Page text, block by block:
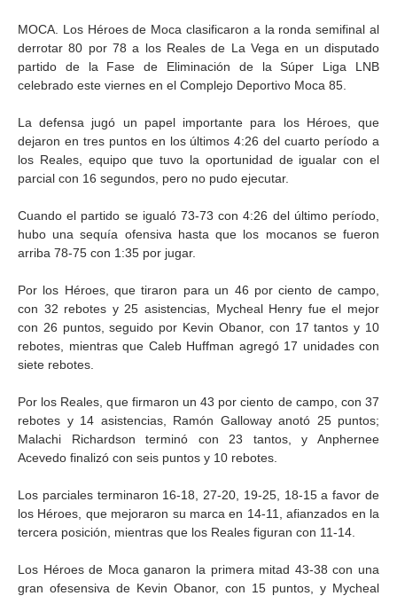
MOCA. Los Héroes de Moca clasificaron a la ronda semifinal al
derrotar 80 por 78 a los Reales de La Vega en un disputado
partido de la Fase de Eliminación de la Súper Liga LNB
celebrado este viernes en el Complejo Deportivo Moca 85.
La defensa jugó un papel importante para los Héroes, que
dejaron en tres puntos en los últimos 4:26 del cuarto período a
los Reales, equipo que tuvo la oportunidad de igualar con el
parcial con 16 segundos, pero no pudo ejecutar.
Cuando el partido se igualó 73-73 con 4:26 del último período,
hubo una sequía ofensiva hasta que los mocanos se fueron
arriba 78-75 con 1:35 por jugar.
Por los Héroes, que tiraron para un 46 por ciento de campo,
con 32 rebotes y 25 asistencias, Mycheal Henry fue el mejor
con 26 puntos, seguido por Kevin Obanor, con 17 tantos y 10
rebotes, mientras que Caleb Huffman agregó 17 unidades con
siete rebotes.
Por los Reales, que firmaron un 43 por ciento de campo, con 37
rebotes y 14 asistencias, Ramón Galloway anotó 25 puntos;
Malachi Richardson terminó con 23 tantos, y Anphernee
Acevedo finalizó con seis puntos y 10 rebotes.
Los parciales terminaron 16-18, 27-20, 19-25, 18-15 a favor de
los Héroes, que mejoraron su marca en 14-11, afianzados en la
tercera posición, mientras que los Reales figuran con 11-14.
Los Héroes de Moca ganaron la primera mitad 43-38 con una
gran ofesensiva de Kevin Obanor, con 15 puntos, y Mycheal